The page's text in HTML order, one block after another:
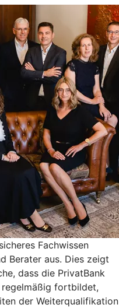
Fachwissen
Berater aus. Dies zeigt
dass die PrivatBank
regelmäßig fortbildet,
der Weiterqualifikation